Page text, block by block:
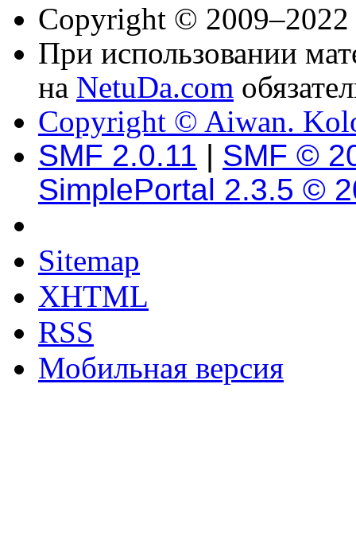
Copyright © 2009–2022
При использовании
на NetuDa.com
Copyright © Aiwan.
SMF 2.0.11 | SMF ©
SimplePortal 2.3.5 ©
Sitemap
XHTML
RSS
Мобильная версия